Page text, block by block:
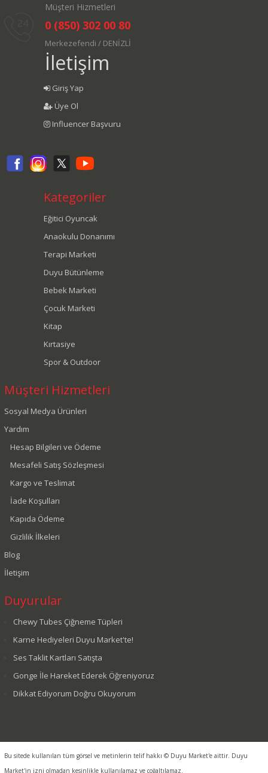
Müşteri Hizmetleri
0 (850) 302 00 80
Merkezefendi / DENİZLİ
İletişim
Giriş Yap
Üye Ol
Influencer Başvuru
Kategoriler
Eğitici Oyuncak
Anaokulu Donanımı
Terapi Marketi
Duyu Bütünleme
Bebek Marketi
Çocuk Marketi
Kitap
Kırtasiye
Spor & Outdoor
Müşteri Hizmetleri
Sosyal Medya Ürünleri
Yardım
Hesap Bilgileri ve Ödeme
Mesafeli Satış Sözleşmesi
Kargo ve Teslimat
İade Koşulları
Kapıda Ödeme
Gizlilik İlkeleri
Blog
İletişim
Duyurular
Chewy Tubes Çiğneme Tüpleri
Karne Hediyeleri Duyu Market'te!
Ses Taklit Kartları Satışta
Gonge İle Hareket Ederek Öğreniyoruz
Dikkat Ediyorum Doğru Okuyorum
Bu sitede kullanılan tüm görsel ve metinlerin telif hakkı © Duyu Market'e aittir. Duyu
Market'in izni olmadan kesinlikle kullanılamaz ve çoğaltılamaz.